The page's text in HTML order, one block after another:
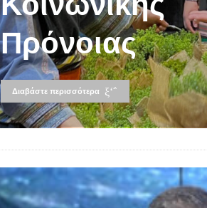
Πρόνοιας
Διαβάστε περισσότερα